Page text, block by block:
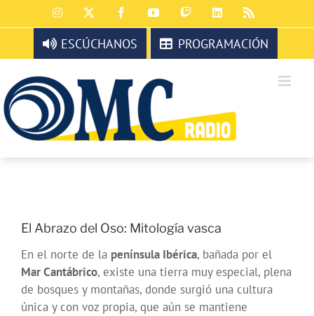
al
contenido
Instagram FacebookYouTubeTwitchLinkedIn
ESCÚCHANOS PROGRAMACIÓN
El Abrazo del Oso: Mitología vasca
En el norte de la península Ibérica, bañada por el
Mar Cantábrico, existe una tierra muy especial, plena
de bosques y montañas, donde surgió una cultura
única y con voz propia, que aún se mantiene